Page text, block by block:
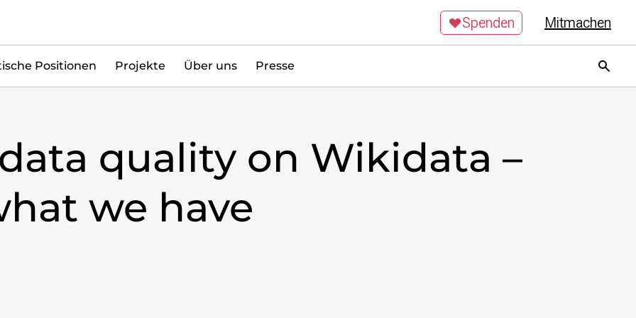
Spenden Mitmachen
Positionen Projekte Über uns Presse
quality on Wikidata –
we have